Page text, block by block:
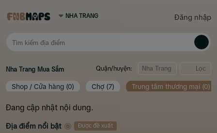
Đăng nhập
Quận/huyện: Lọc
Nha Trang Mua Sắm
Shop / Cửa hàng (0) Chợ (7) Trung tâm thương mại (0)
Đang cập nhật nội dung.
Địa điểm nổi bật Được đề xuất